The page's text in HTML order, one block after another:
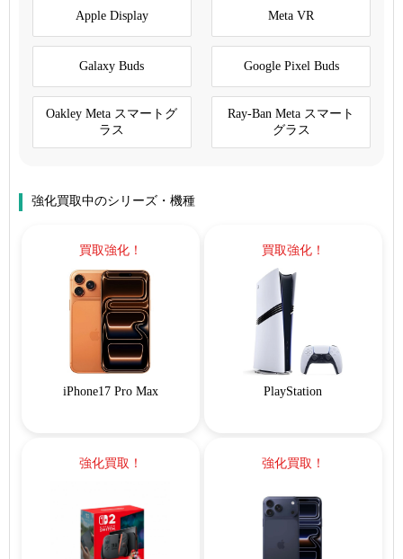
Apple Display Meta VR
Galaxy Buds Google Pixel Buds
Oakley Meta スマートグ
ラス
Ray-Ban Meta スマート
グラス
強化買取中のシリーズ・機種
買取強化！
iPhone17 Pro Max
買取強化！
PlayStation
強化買取！ 強化買取！